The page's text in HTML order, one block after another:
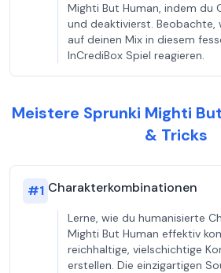
Mighti But Human, indem du
und deaktivierst. Beobachte,
auf deinen Mix in diesem
InCrediBox Spiel reagieren.
Meistere Sprunki Mighti
& Tricks
#1 Charakterkombinationen
Lerne, wie du humanisierte
Mighti But Human effektiv
reichhaltige, vielschichtige
erstellen. Die einzigartigen